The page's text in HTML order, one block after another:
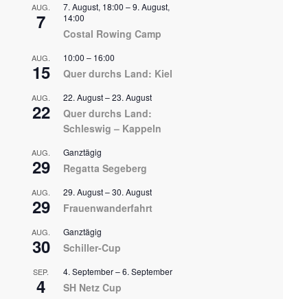
AUG.
7
7. August, 18:00 –9. August,
14:00
Costal Rowing Camp
AUG.
15
10:00 – 16:00
Quer durchs Land: Kiel
AUG.
22
22. August–23. August
Quer durchs Land:
Schleswig – Kappeln
AUG.
29
Ganztägig
Regatta Segeberg
AUG.
29
29. August–30. August
Frauenwanderfahrt
AUG.
30
Ganztägig
Schiller-Cup
SEP.
4
4. September–6. September
SH Netz Cup